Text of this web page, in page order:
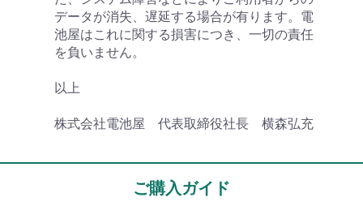
データが消失、遅延する場合が有ります。電
池屋はこれに関する損害につき、一切の責任
を負いません。
以上
株式会社電池屋 代表取締役社長 横森弘充
ご購入ガイド